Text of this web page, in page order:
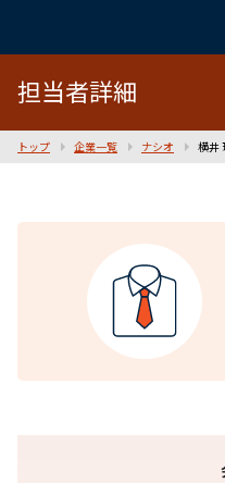
担当者詳細
トップ 企業一覧 ナシオ 横井